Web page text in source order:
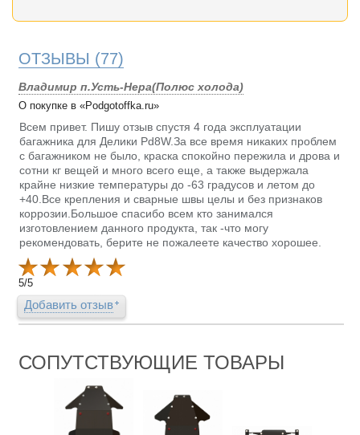
ОТЗЫВЫ (77)
Владимир п.Усть-Нера(Полюс холода)
О покупке в «Podgotoffka.ru»
Всем привет. Пишу отзыв спустя 4 года эксплуатации
багажника для Делики Pd8W.За все время никаких проблем
с багажником не было, краска спокойно пережила и дрова и
сотни кг вещей и много всего еще, а также выдержала
крайне низкие температуры до -63 градусов и летом до
+40.Все крепления и сварные швы целы и без признаков
коррозии.Большое спасибо всем кто занимался
изготовлением данного продукта, так -что могу
рекомендовать, берите не пожалеете качество хорошее.
5/5
Добавить отзыв
СОПУТСТВУЮЩИЕ ТОВАРЫ